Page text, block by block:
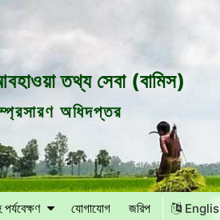
তথ্য সেবা (বামিস)
অধিদপ্তর
যোগাযোগ জরিপ